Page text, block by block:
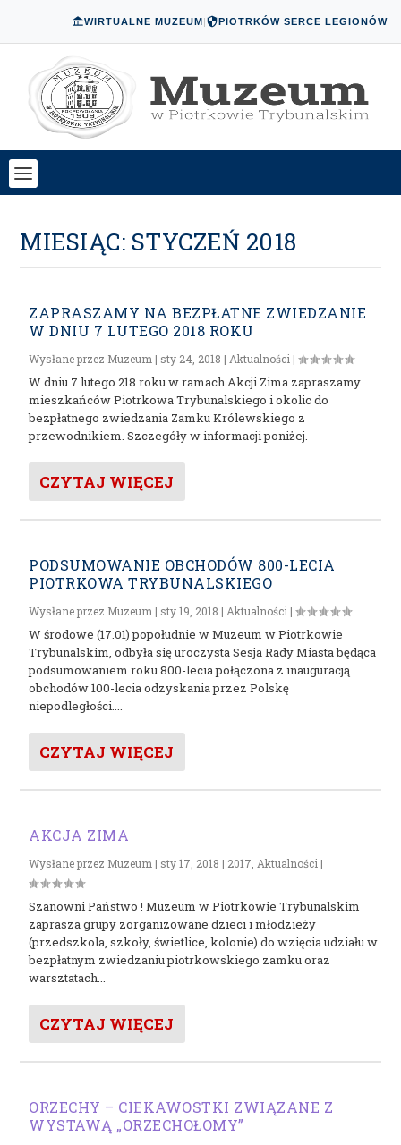
WIRTUALNE MUZEUM| PIOTRKÓW SERCE LEGIONÓW
MIESIĄC: STYCZEŃ 2018
ZAPRASZAMY NA BEZPŁATNE ZWIEDZANIE
W DNIU 7 LUTEGO 2018 ROKU
Wysłane przez Muzeum | sty 24, 2018 | Aktualności |
W dniu 7 lutego 218 roku w ramach Akcji Zima zapraszamy
mieszkańców Piotrkowa Trybunalskiego i okolic do
bezpłatnego zwiedzania Zamku Królewskiego z
przewodnikiem. Szczegóły w informacji poniżej.
CZYTAJ WIĘCEJ
PODSUMOWANIE OBCHODÓW 800-LECIA
PIOTRKOWA TRYBUNALSKIEGO
Wysłane przez Muzeum | sty 19, 2018 | Aktualności |
W środowe (17.01) popołudnie w Muzeum w Piotrkowie
Trybunalskim, odbyła się uroczysta Sesja Rady Miasta będąca
podsumowaniem roku 800-lecia połączona z inauguracją
obchodów 100-lecia odzyskania przez Polskę
niepodległości....
CZYTAJ WIĘCEJ
AKCJA ZIMA
Wysłane przez Muzeum | sty 17, 2018 | 2017 Aktualności |
Szanowni Państwo ! Muzeum w Piotrkowie Trybunalskim
zaprasza grupy zorganizowane dzieci i młodzieży
(przedszkola, szkoły, świetlice, kolonie) do wzięcia udziału w
bezpłatnym zwiedzaniu piotrkowskiego zamku oraz
warsztatach...
CZYTAJ WIĘCEJ
ORZECHY – CIEKAWOSTKI ZWIĄZANE Z
WYSTAWĄ „ORZECHOŁOMY”